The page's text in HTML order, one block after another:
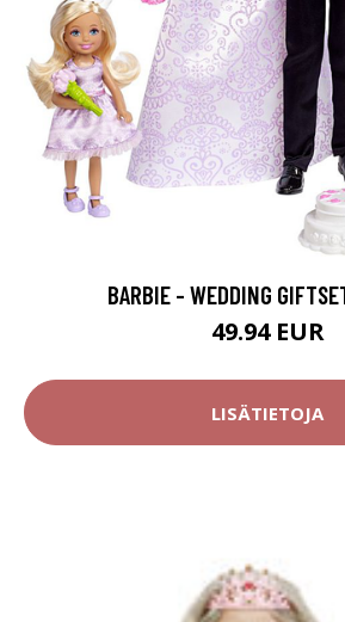
BARBIE - WEDDING
49.94 EUR
LISÄTIETOJA